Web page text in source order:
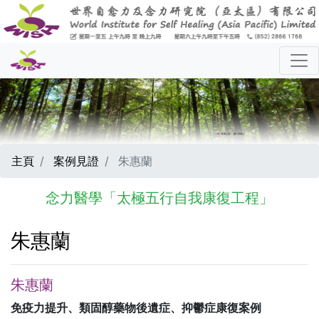
主頁 案例見證 朱惠蘭
念力醫學「太極五行自我康復工程」
朱惠蘭
朱惠蘭
免疫力提升、類固醇藥物後遺症、抑鬱症康復案例